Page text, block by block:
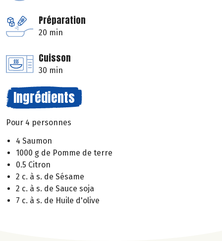
Préparation
20 min
Cuisson
30 min
Ingrédients
Pour 4 personnes
4 Saumon
1000 g de Pomme de terre
0.5 Citron
2 c. à s. de Sésame
2 c. à s. de Sauce soja
7 c. à s. de Huile d'olive